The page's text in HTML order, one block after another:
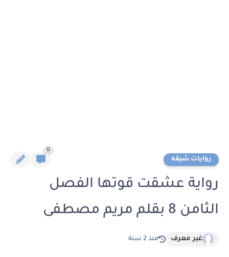
روايات شيقه
0
رواية عشقت قوتها الفصل
الثامن 8 بقلم مريم مصطفى
غير معرف منذ 2 سنة